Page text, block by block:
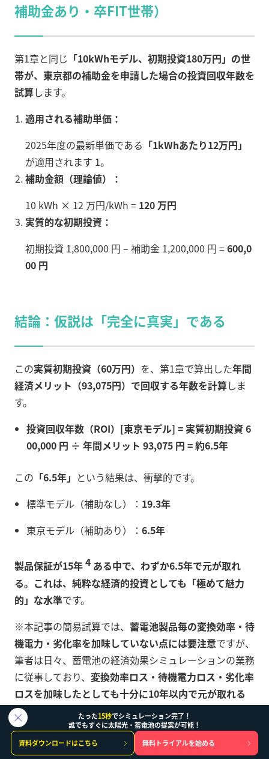
補助金あり・卒FIT世帯）
第1章と同じ 「10kWhモデル、初期投資180万円」の世
帯が、東京都の補助金を申請した場合の投資回収年数を
試算します。
適用される補助単価：
2025年度の最新単価である 「1kWhあたり12万円」
が適用されます 1。
補助金額（理論値）：
10 kWh × 12 万円/kWh = 120 万円
実質的な初期投資：
初期投資 1,800,000 円 – 補助金 1,200,000 円 =600,0
00 円
結論：仮説は「完全に真実」である
この実質初期投資（60万円） を、第1章で算出した年間
経済メリット（93,075円）で回収する年数を計算しま
す。
投資回収年数（ROI）[東京モデル] = 実質初期投資 6
00,000 円 ÷ 年間メリット 93,075 円 = 約6.5年
この 「6.5年」 という結果は、衝撃的です。
標準モデル（補助なし）： 19.3年
東京モデル（補助あり）： 6.5年
製品保証が15年4 ある中で、わずか6.5年で元が取れ
る。これは、純粋な経済的投資としても「極めて魅力
的」な水準です。
※本記事の簡易試算では、 蓄電池製品毎の変換効率・待
機電力・劣化率を加味していない点には要注意ですが、
筆者は日々、蓄電池の経済効果シミュレーションの業務
に従事しており、 変換効率ロス・待機電力ロス・劣化率
ロスを加味したとしても十分に10年以内で元が取れる
水準になることは確認済です。つまり東京都にお住いの
方は太陽光+蓄電池をセットまたは、蓄電池単体でも元
が取れる水準の驚異的な補助金に恵まれていると言える
たった15秒でシミュレーション完了！
誰でもすぐに太陽光・蓄電池の提案が可能！
資料ダウンロードはこちら
無料トライアルを始める